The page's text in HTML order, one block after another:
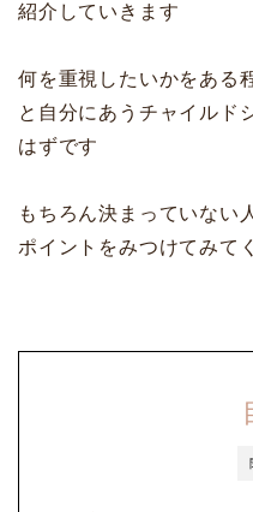
紹介していきます
何を重視したいかをある
と自分にあうチャイルド
はずです
もちろん決まっていない
ポイントをみつけてみて